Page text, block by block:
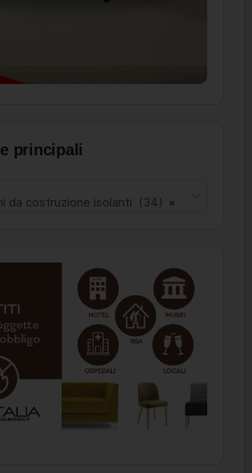
principali
×
costruzione isolanti (34)